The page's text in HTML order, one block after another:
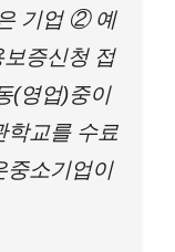
기업 ② 예
증신청 접
(영업)중이
학교를 수료
중소기업이